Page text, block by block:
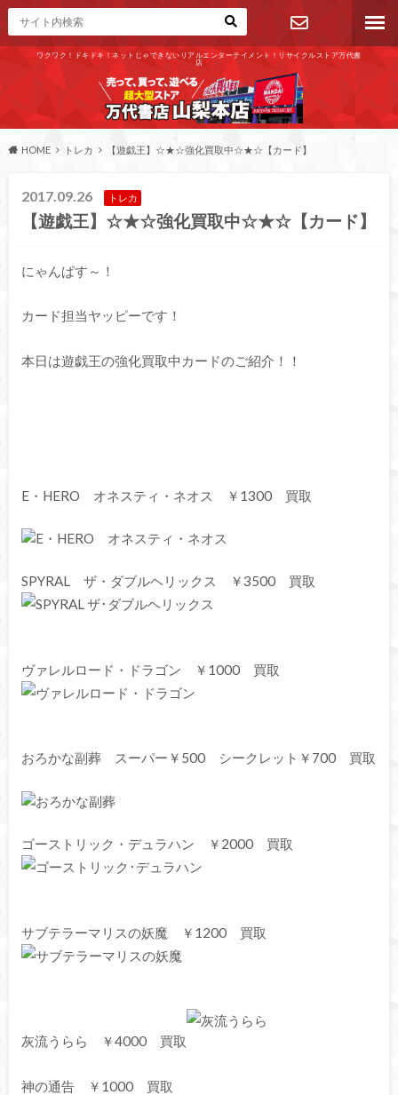
ワクワク！ドキドキ！ネットじゃできないリアルエンターテイメント！リサイクルストア万代書
店
お問い合わ
せ
HOME トレカ 【遊戯王】☆★☆強化買取中☆★☆【カード】
2017.09.26 トレカ
【遊戯王】☆★☆強化買取中☆★☆【カード】
にゃんぱす～！
カード担当ヤッピーです！
本日は遊戯王の強化買取中カードのご紹介！！
E・HERO オネスティ・ネオス ￥1300 買取
SPYRAL ザ・ダブルヘリックス ￥3500 買取
ヴァレルロード・ドラゴン ￥1000 買取
おろかな副葬 スーパー￥500 シークレット￥700 買取
ゴーストリック・デュラハン ￥2000 買取
サブテラーマリスの妖魔 ￥1200 買取
灰流うらら ￥4000 買取
神の通告 ￥1000 買取